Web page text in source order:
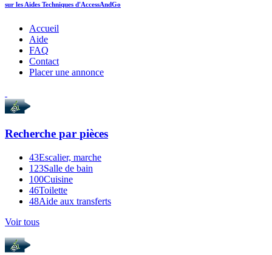
sur les Aides Techniques d'AccessAndGo
Accueil
Aide
FAQ
Contact
Placer une annonce
Recherche par pièces
43Escalier, marche
123Salle de bain
100Cuisine
46Toilette
48Aide aux transferts
Voir tous